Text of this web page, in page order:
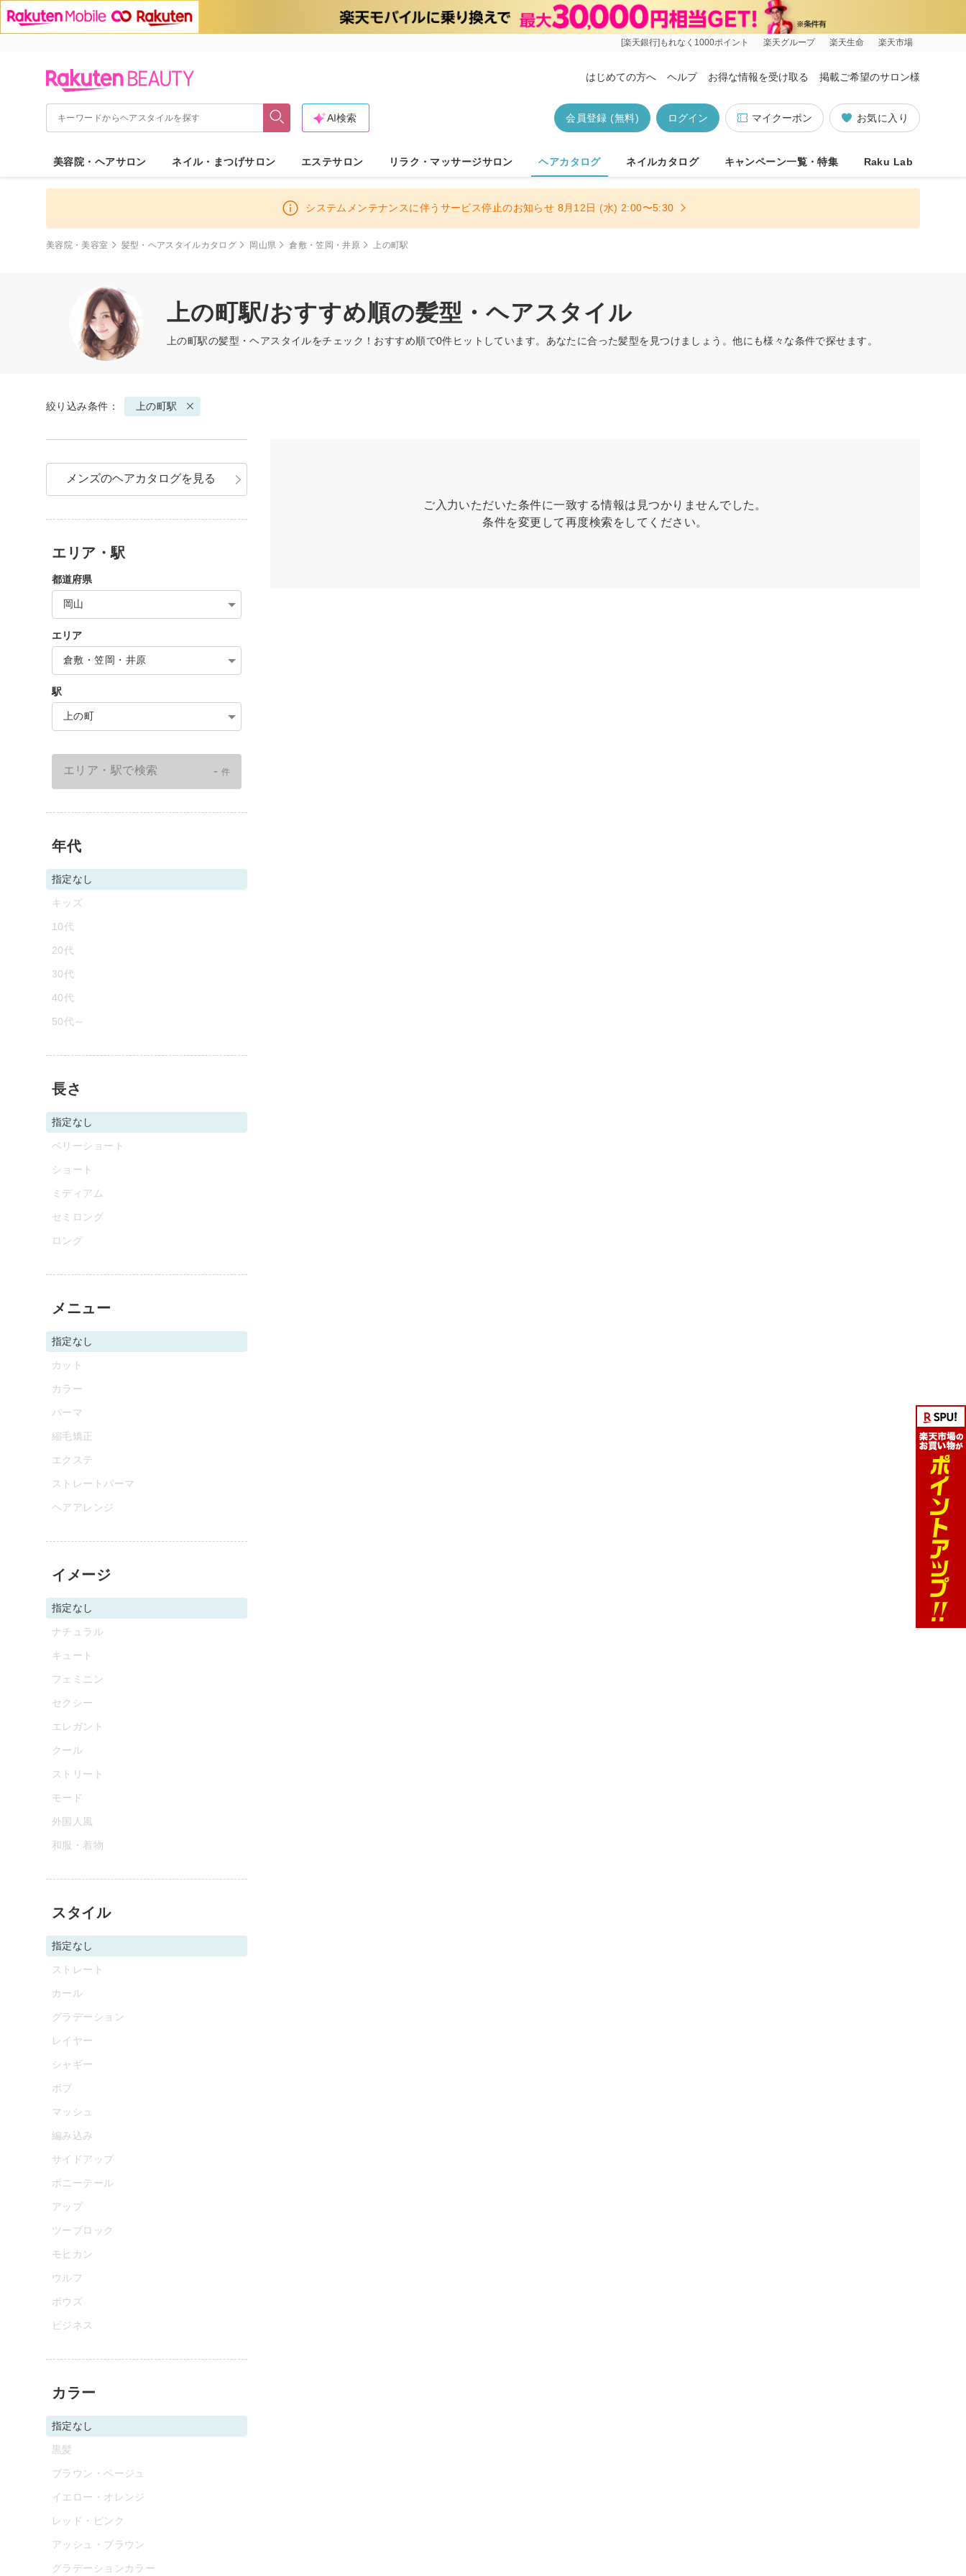
[楽天銀行]もれなく1000ポイント 楽天グループ 楽天生命 楽天市場
はじめての方へ ヘルプ お得な情報を受け取る 掲載ご希望のサロン様
お気に入り
マイクーポン
ログイン
会員登録 (無料)
AI検索
美容院・ヘアサロン ネイル・まつげサロン エステサロン リラク・マッサージサロン ヘアカタログ ネイルカタログ キャンペーン一覧・特集 Raku Lab
システムメンテナンスに伴うサービス停止のお知らせ 8月12日 (水) 2:00〜5:30
美容院・美容室 髪型・ヘアスタイルカタログ 岡山県 倉敷・笠岡・井原 上の町駅
上の町駅/おすすめ順の髪型・ヘアスタイル
上の町駅の髪型・ヘアスタイルをチェック！おすすめ順で0件ヒットしています。あなたに合った髪型を見つけましょう。他にも様々な条件で探せます。
絞り込み条件： 上の町駅
ご入力いただいた条件に一致する情報は見つかりませんでした。
条件を変更して再度検索をしてください。
メンズのヘアカタログを見る
エリア・駅
都道府県
岡山
エリア
倉敷・笠岡・井原
駅
上の町
エリア・駅で検索 - 件
年代
指定なし
キッズ
10代
20代
30代
40代
50代～
長さ
指定なし
ベリーショート
ショート
ミディアム
セミロング
ロング
メニュー
指定なし
カット
カラー
パーマ
縮毛矯正
エクステ
ストレートパーマ
ヘアアレンジ
イメージ
指定なし
ナチュラル
キュート
フェミニン
セクシー
エレガント
クール
ストリート
モード
外国人風
和服・着物
スタイル
指定なし
ストレート
カール
グラデーション
レイヤー
シャギー
ボブ
マッシュ
編み込み
サイドアップ
ポニーテール
アップ
ツーブロック
モヒカン
ウルフ
ボウズ
ビジネス
カラー
指定なし
黒髪
ブラウン・ベージュ
イエロー・オレンジ
レッド・ピンク
アッシュ・ブラウン
グラデーションカラー